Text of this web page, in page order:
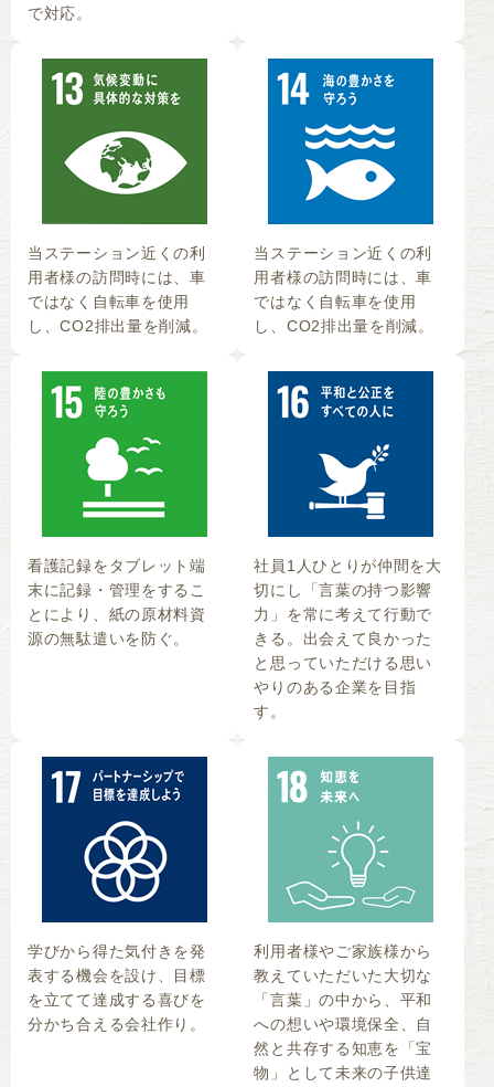
で対応。
当ステーション近くの利
用者様の訪問時には、車
ではなく自転車を使用
し、CO2排出量を削減。
当ステーション近くの利
用者様の訪問時には、車
ではなく自転車を使用
し、CO2排出量を削減。
看護記録をタブレット端
末に記録・管理をするこ
とにより、紙の原材料資
源の無駄遣いを防ぐ。
社員1人ひとりが仲間を大
切にし「言葉の持つ影響
力」を常に考えて行動で
きる。出会えて良かった
と思っていただける思い
やりのある企業を目指
す。
学びから得た気付きを発
表する機会を設け、目標
を立てて達成する喜びを
分かち合える会社作り。
利用者様やご家族様から
教えていただいた大切な
「言葉」の中から、平和
への想いや環境保全、自
然と共存する知恵を「宝
物」として未来の子供達